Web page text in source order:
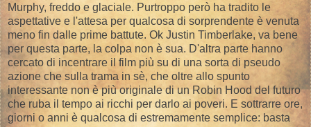
Murphy, freddo e glaciale. Purtroppo però ha tradito le
aspettative e l'attesa per qualcosa di sorprendente è venuta
meno fin dalle prime battute. Ok Justin Timberlake, va bene
per questa parte, la colpa non è sua. D'altra parte hanno
cercato di incentrare il film più su di una sorta di pseudo
azione che sulla trama in sè, che oltre allo spunto
interessante non è più originale di un Robin Hood del futuro
che ruba il tempo ai ricchi per darlo ai poveri. E sottrarre ore,
giorni o anni è qualcosa di estremamente semplice: basta